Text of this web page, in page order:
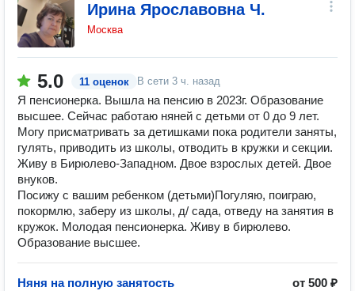
Ирина Ярославовна Ч.
Москва
5.0 11 оценок В сети 3 ч. назад
Я пенсионерка. Вышла на пенсию в 2023г. Образование
высшее. Сейчас работаю няней с детьми от 0 до 9 лет.
Могу присматривать за детишками пока родители заняты,
гулять, приводить из школы, отводить в кружки и секции.
Живу в Бирюлево-Западном. Двое взрослых детей. Двое
внуков.
Посижу с вашим ребенком (детьми)Погуляю, поиграю,
покормлю, заберу из школы, д/ сада, отведу на занятия в
кружок. Молодая пенсионерка. Живу в бирюлево.
Образование высшее.
Няня на полную занятость
от 500 ₽